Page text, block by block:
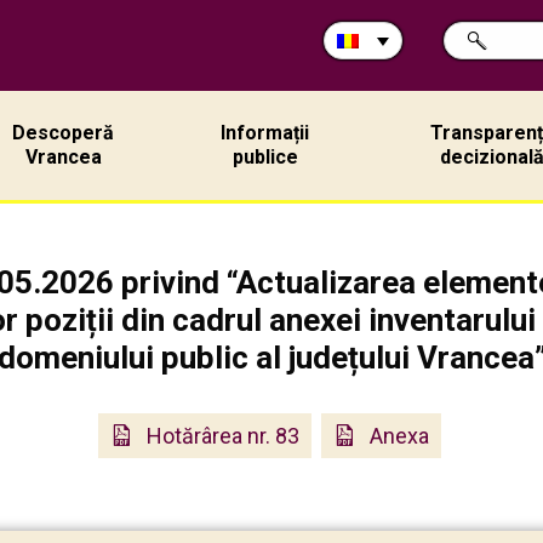
Caută
în
CAUTĂ
Descoperă
Vrancea
Informații
publice
decizională
privind “Actualizarea
poziții din cadrul anexei
public al județului
Hotărârea nr. 83 Anexa